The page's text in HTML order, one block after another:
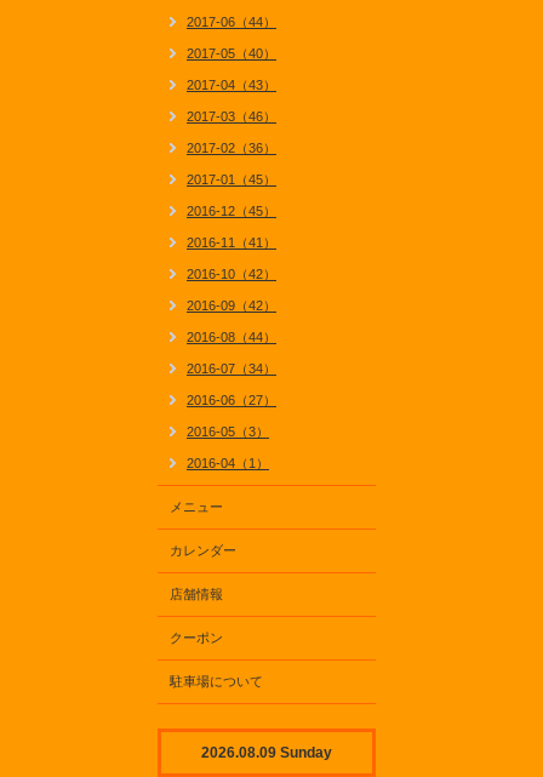
2017-06（44）
2017-05（40）
2017-04（43）
2017-03（46）
2017-02（36）
2017-01（45）
2016-12（45）
2016-11（41）
2016-10（42）
2016-09（42）
2016-08（44）
2016-07（34）
2016-06（27）
2016-05（3）
2016-04（1）
メニュー
カレンダー
店舗情報
クーポン
駐車場について
2026.08.09 Sunday